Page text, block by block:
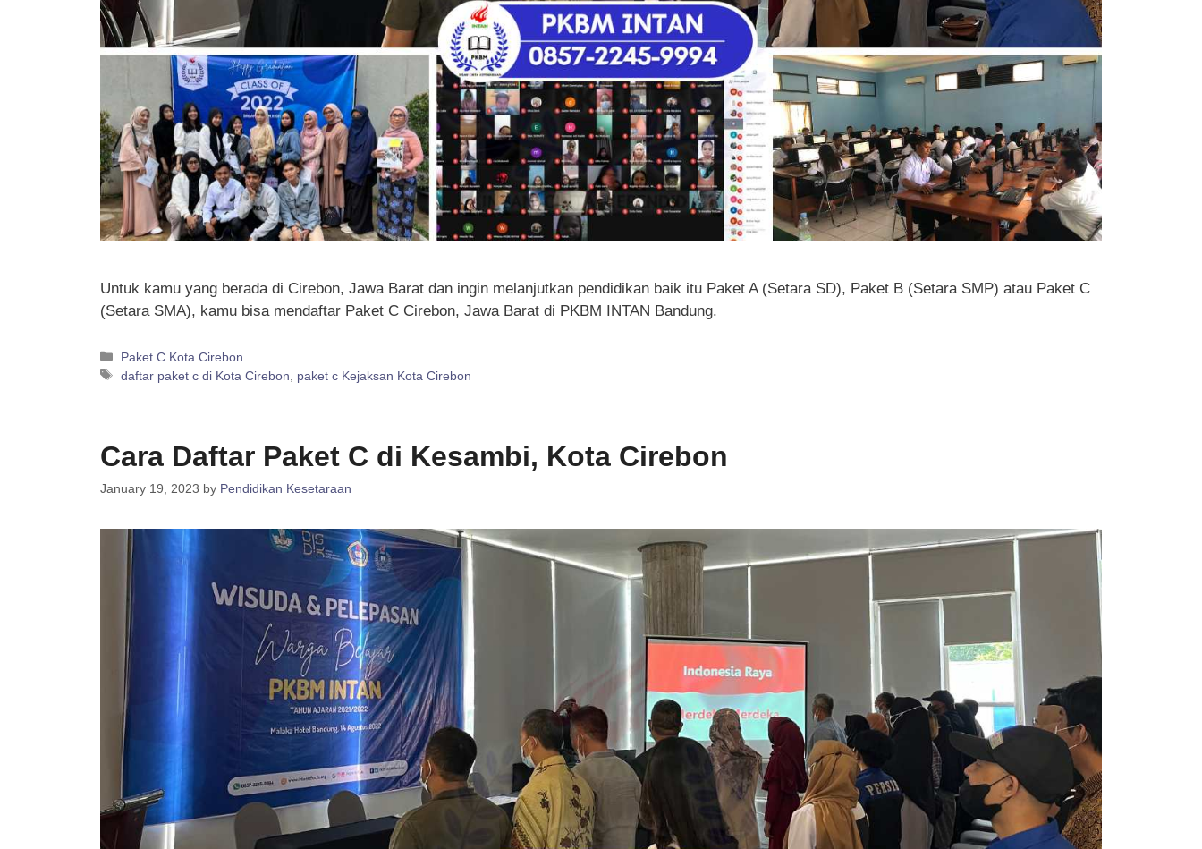
Untuk kamu yang berada di Cirebon, Jawa Barat dan ingin melanjutkan pendidikan baik itu Paket A (Setara SD), Paket B (Setara SMP) atau Paket C
(Setara SMA), kamu bisa mendaftar Paket C Cirebon, Jawa Barat di PKBM INTAN Bandung.
Categories
Paket C Kota Cirebon
Tags
daftar paket c di Kota Cirebon paket c Kejaksan Kota Cirebon
Cara Daftar Paket C di Kesambi, Kota Cirebon
January 19, 2023 by Pendidikan Kesetaraan